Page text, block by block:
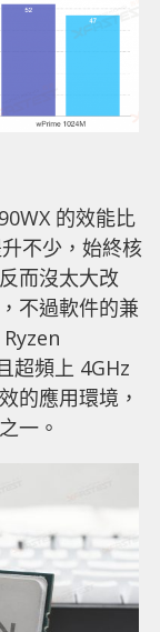
的效能比
不少，始終核
而沒太大改
不過軟件的兼
超頻上 4GHz
的應用環境，
一。